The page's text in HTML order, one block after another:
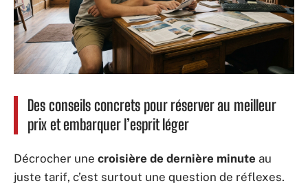
Des conseils concrets pour réserver au meilleur
prix et embarquer l’esprit léger
Décrocher une croisière de dernière minute au
juste tarif, c’est surtout une question de réflexes.